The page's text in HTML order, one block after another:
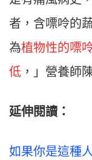
者，含嘌呤的
為植物性的嘌
低 ，」營養師
延伸閱讀：
如果你是這種